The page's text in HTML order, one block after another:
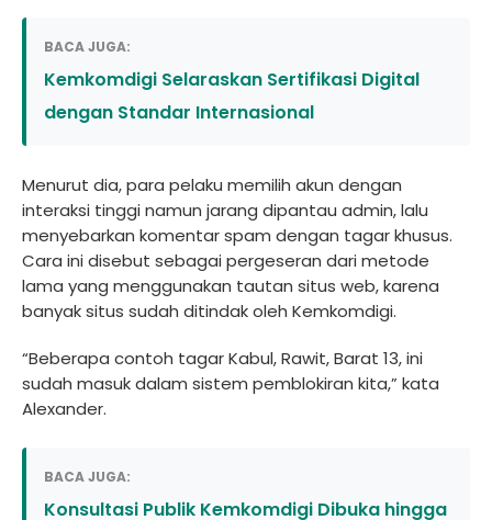
BACA JUGA:
Kemkomdigi Selaraskan Sertifikasi Digital
dengan Standar Internasional
Menurut dia, para pelaku memilih akun dengan
interaksi tinggi namun jarang dipantau admin, lalu
menyebarkan komentar spam dengan tagar khusus.
Cara ini disebut sebagai pergeseran dari metode
lama yang menggunakan tautan situs web, karena
banyak situs sudah ditindak oleh Kemkomdigi.
“Beberapa contoh tagar Kabul, Rawit, Barat 13, ini
sudah masuk dalam sistem pemblokiran kita,” kata
Alexander.
BACA JUGA:
Konsultasi Publik Kemkomdigi Dibuka hingga